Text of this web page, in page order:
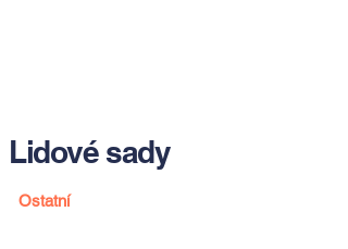
Lidové sady
Ostatní